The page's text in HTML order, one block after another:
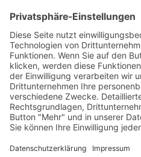
Design = Kunst?
Entdecken Sie, wie
lösen, indem sie
und einfallsreiche
um ansprechende